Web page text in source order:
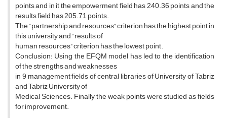
points and in it the empowerment field has 240.36 points and the
results field has 205.71 points.
The “partnership and resources” criterion has the highest point in
this university and “results of
human resources” criterion has the lowest point.
Conclusion: Using the EFQM model has led to the identification
of the strengths and weaknesses
in 9 management fields of central libraries of University of Tabriz
and Tabriz University of
Medical Sciences. Finally, the weak points were studied as fields
for improvement.